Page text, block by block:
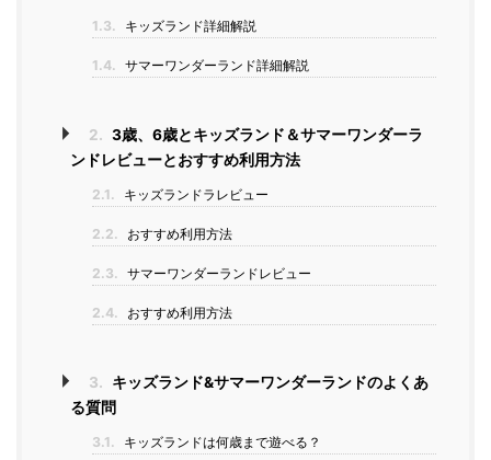
1.3. キッズランド詳細解説
1.4. サマーワンダーランド詳細解説
2. 3歳、6歳とキッズランド＆サマーワンダーラ
ンドレビューとおすすめ利用方法
2.1. キッズランドラレビュー
2.2. おすすめ利用方法
2.3. サマーワンダーランドレビュー
2.4. おすすめ利用方法
3.
キッズランド&サマーワンダーランドのよくあ
る質問
3.1. キッズランドは何歳まで遊べる？